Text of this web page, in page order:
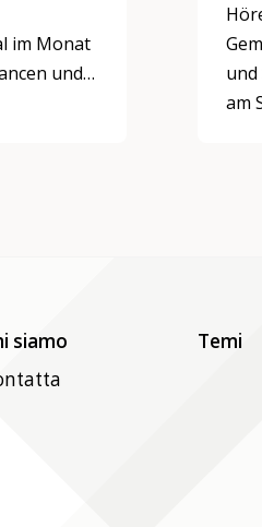
im Monat
und
am
siamo
Temi